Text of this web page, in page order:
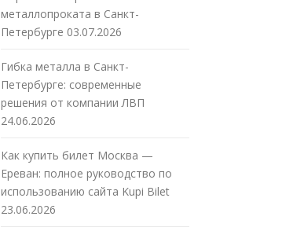
металлопроката в Санкт-
Петербурге 03.07.2026
Гибка металла в Санкт-
Петербурге: современные
решения от компании ЛВП
24.06.2026
Как купить билет Москва —
Ереван: полное руководство по
использованию сайта Kupi Bilet
23.06.2026